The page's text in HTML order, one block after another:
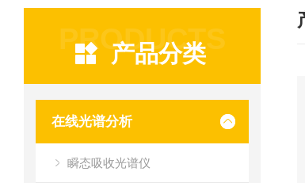
PRODUCTS
产品分类
在线光谱分析
瞬态吸收光谱仪